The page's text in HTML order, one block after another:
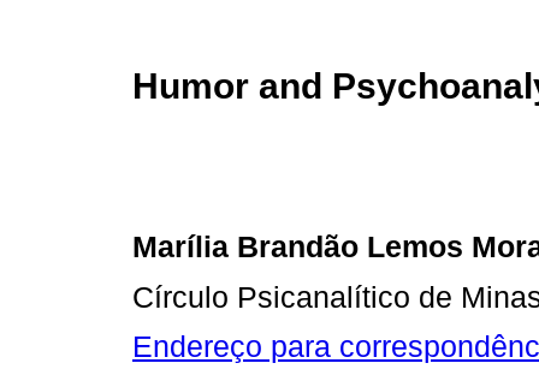
Humor and
Marília Brandão Lemos
Círculo Psicanalítico de
Endereço para